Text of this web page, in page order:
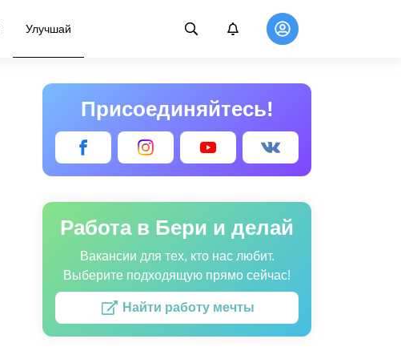
Улучшай
Присоединяйтесь!
Работа в Бери и делай
Вакансии для тех, кто нас любит.
Выберите подходящую прямо сейчас!
Найти работу мечты